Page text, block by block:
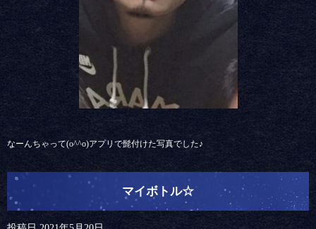
なーんちゃって(o^^o)アプリで髭付けた写真でした♪
マイボトル☆